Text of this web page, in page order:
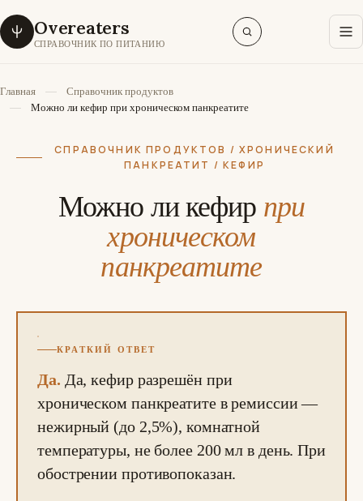
Overeaters
СПРАВОЧНИК ПО ПИТАНИЮ
Главная
Справочник продуктов
Можно ли кефир при хроническом панкреатите
СПРАВОЧНИК ПРОДУКТОВ / ХРОНИЧЕСКИЙ
ПАНКРЕАТИТ / КЕФИР
Можно ли кефир при
хроническом
панкреатите
КРАТКИЙ ОТВЕТ
Да. Да, кефир разрешён при
хроническом панкреатите в ремиссии —
нежирный (до 2,5%), комнатной
температуры, не более 200 мл в день. При
обострении противопоказан.